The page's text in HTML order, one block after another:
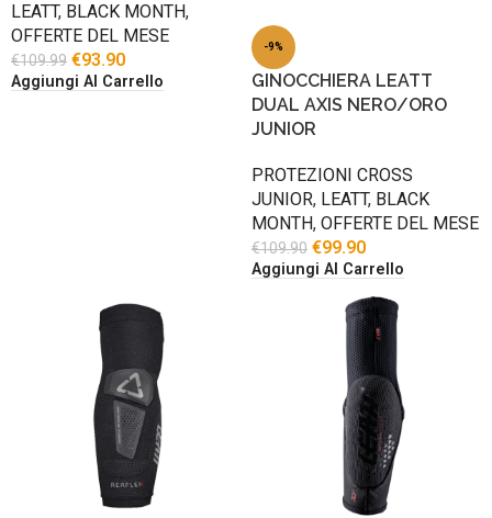
LEATT, BLACK MONTH,
OFFERTE DEL MESE
€109.99 €93.90
Aggiungi Al Carrello
-9%
GINOCCHIERA LEATT
DUAL AXIS NERO/ORO
JUNIOR
PROTEZIONI CROSS
JUNIOR, LEATT, BLACK
MONTH, OFFERTE DEL MESE
€109.90 €99.90
Aggiungi Al Carrello